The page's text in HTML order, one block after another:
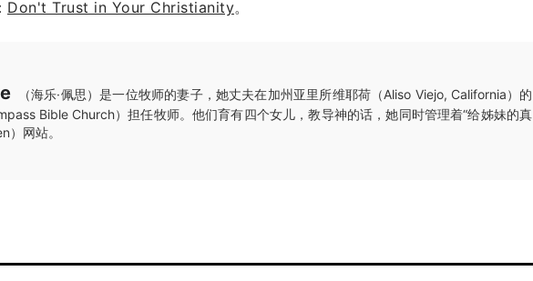
Don't Trust in Your Christianity。
（海乐·佩思）是一位牧师的妻子，她丈夫在加州亚里所维耶荷（Aliso Viejo, California）的
Bible Church）担任牧师。他们育有四个女儿，教导神的话，她同时管理着“给姊妹的真
）网站。